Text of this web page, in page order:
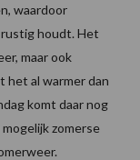
waardoor
houdt. Het
maar ook
het al warmer dan
komt daar nog
zomerse